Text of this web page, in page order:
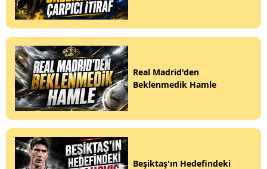
Real Madrid'den
Beklenmedik Hamle
Beşiktaş'ın Hedefindeki